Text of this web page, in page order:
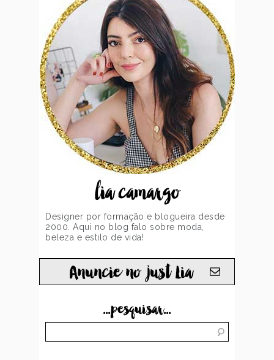
lia camargo
Designer por formação e blogueira desde
2000. Aqui no blog falo sobre moda,
beleza e estilo de vida!
Anuncie no just Lia
...pesquisar...